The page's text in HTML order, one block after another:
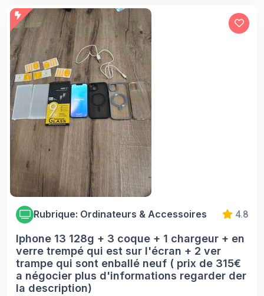
Rubrique: Ordinateurs & Accessoires 4.8
Iphone 13 128g + 3 coque + 1 chargeur + en
verre trempé qui est sur l'écran + 2 ver
trampe qui sont enballé neuf ( prix de 315€
a négocier plus d'informations regarder der
la description)